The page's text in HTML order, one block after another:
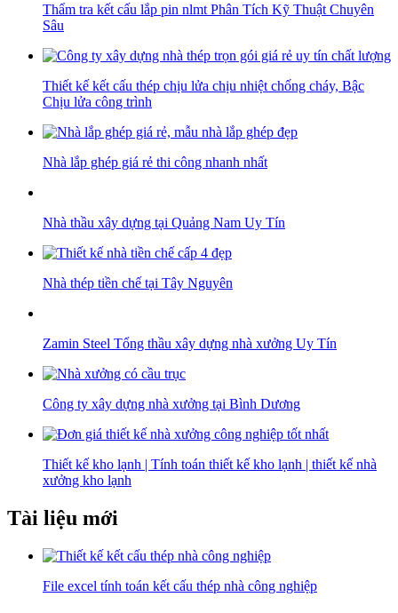
Thẩm tra kết cấu lắp pin nlmt Phân Tích Kỹ Thuật Chuyên
Sâu
Thiết kế kết cấu thép chịu lửa chịu nhiệt chống cháy, Bậc
Chịu lửa công trình
Nhà lắp ghép giá rẻ thi công nhanh nhất
Nhà thầu xây dựng tại Quảng Nam Uy Tín
Nhà thép tiền chế tại Tây Nguyên
Zamin Steel Tổng thầu xây dựng nhà xưởng Uy Tín
Công ty xây dựng nhà xưởng tại Bình Dương
Thiết kế kho lạnh | Tính toán thiết kế kho lạnh | thiết kế nhà
xưởng kho lạnh
Tài liệu mới
File excel tính toán kết cấu thép nhà công nghiệp